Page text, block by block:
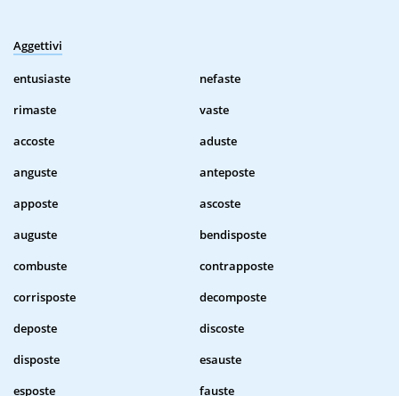
Aggettivi
entusiaste
nefaste
rimaste
vaste
accoste
aduste
anguste
anteposte
apposte
ascoste
auguste
bendisposte
combuste
contrapposte
corrisposte
decomposte
deposte
discoste
disposte
esauste
esposte
fauste